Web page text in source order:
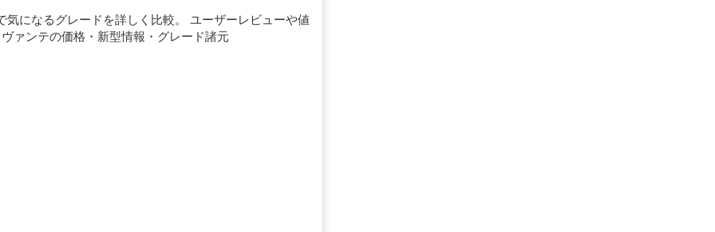
になるグレードを詳しく比較。 ユーザーレビューや値
ァンテの価格・新型情報・グレード諸元